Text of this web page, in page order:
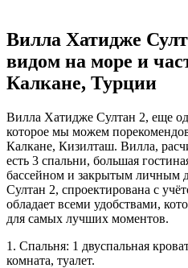
Вилла Хатидже
видом на море и
Калкане, Турции
Вилла Хатидже Султан 2, еще
которое мы можем
Калкане, Кизилташ. Вилла,
есть 3 спальни, большая
бассейном и закрытым личным
Султан 2, спроектирована с
обладает всеми удобствами,
для самых лучших моментов.
1. Спальня: 1 двуспальная
комната, туалет.